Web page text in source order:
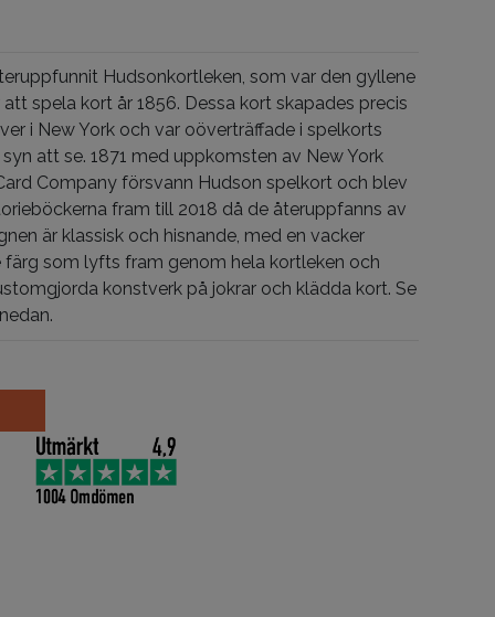
Hudsonkortleken, som var den gyllene
spela kort år 1856. Dessa kort skapades precis
i New York och var oöverträffade i spelkorts
att se. 1871 med uppkomsten av New York
Company försvann Hudson spelkort och blev
fram till 2018 då de återuppfanns av
är klassisk och hisnande, med en vacker
färg som lyfts fram genom hela kortleken och
konstverk på jokrar och klädda kort. Se